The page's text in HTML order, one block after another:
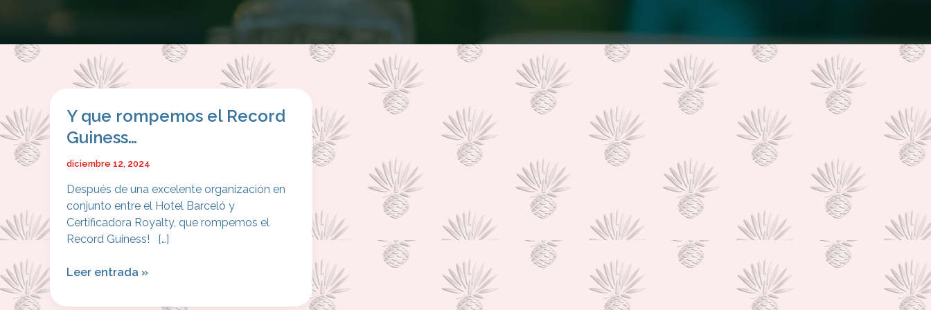
Y que rompemos el Record
Guiness…
diciembre 12, 2024
Después de una excelente organización en
conjunto entre el Hotel Barceló y
Certificadora Royalty, que rompemos el
Record Guiness! […]
Y
que
rompemos
el
Guiness…
Leer entrada »